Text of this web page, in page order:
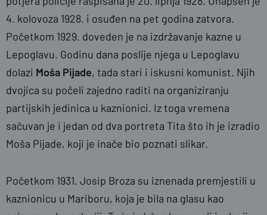
4. kolovoza 1928. i osuđen na pet godina zatvora.
Početkom 1929. doveden je na izdržavanje kazne u
Lepoglavu. Godinu dana poslije njega u Lepoglavu
dolazi Moša Pijade, tada stari i iskusni komunist. Njih
dvojica su počeli zajedno raditi na organiziranju
partijskih jedinica u kaznionici. Iz toga vremena
sačuvan je i jedan od dva portreta Tita što ih je izradio
Moša Pijade, koji je inače bio poznati slikar.
Početkom 1931. Josip Broza su iznenada premjestili u
kaznionicu u Mariboru, koja je bila na glasu kao